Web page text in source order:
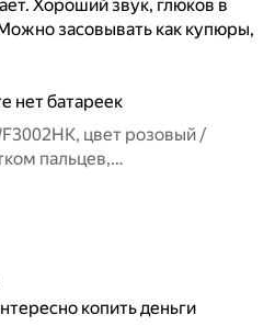
Хороший звук, глюков в
засовывать как купюры,
нет батареек
цвет розовый /
пальцев,
/ копилка для денег
копить деньги